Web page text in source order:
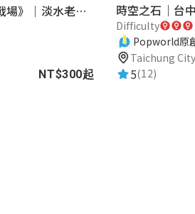
《再會滬尾-重返古戰場》｜淡水老街實境遊戲｜實體遊戲盒
NT$300起
時空之石｜台
Difficulty
Popworld原
Taichung City
5(12)